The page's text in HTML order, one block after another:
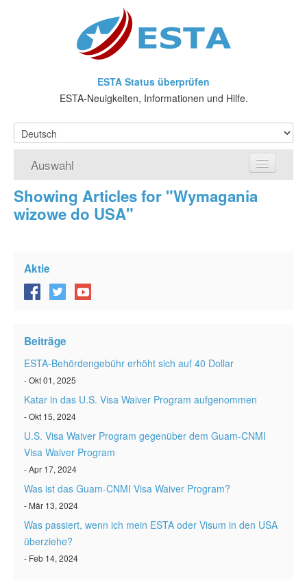
ESTA Status überprüfen
ESTA-Neuigkeiten, Informationen und Hilfe.
Auswahl
Home
VWP
ESTA Artikel
Kontakt
Showing Articles for "Wymagania
wizowe do USA"
Aktie
Beiträge
ESTA-Behördengebühr erhöht sich auf 40 Dollar
- Okt 01, 2025
Katar in das U.S. Visa Waiver Program aufgenommen
- Okt 15, 2024
U.S. Visa Waiver Program gegenüber dem Guam-CNMI
Visa Waiver Program
- Apr 17, 2024
Was ist das Guam-CNMI Visa Waiver Program?
- Mär 13, 2024
Was passiert, wenn ich mein ESTA oder Visum in den USA
überziehe?
- Feb 14, 2024